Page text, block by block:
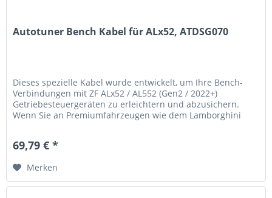
Autotuner Bench Kabel für ALx52, ATDSG070
Dieses spezielle Kabel wurde entwickelt, um Ihre Bench-
Verbindungen mit ZF ALx52 / AL552 (Gen2 / 2022+)
Getriebesteuergeräten zu erleichtern und abzusichern.
Wenn Sie an Premiumfahrzeugen wie dem Lamborghini
69,79 € *
Merken